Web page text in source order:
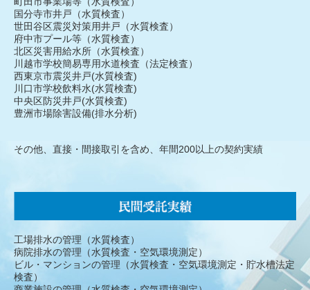
国分寺市井戸（水質検査）
世田谷区震災対策用井戸（水質検査）
府中市プール等（水質検査）
北区災害用給水所（水質検査）
川越市学校簡易専用水道検査（法定検査）
西東京市震災井戸(水質検査)
川口市学校飲料水(水質検査)
中央区防災井戸(水質検査)
豊洲市場除害設備(排水分析)
その他、直接・間接取引を含め、年間200以上の契約実績
工場排水の管理（水質検査）
病院排水の管理（水質検査・空気環境測定）
ビル・マンションの管理（水質検査・空気環境測定・貯水槽法定
検査）